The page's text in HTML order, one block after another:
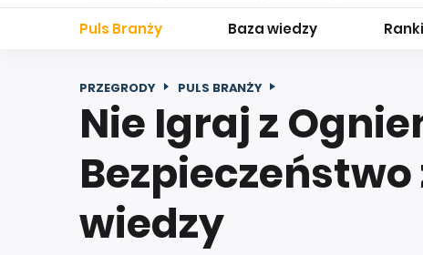
Puls Branży Baza wiedzy
PRZEGRODY PULS BRANŻY
Nie Igraj z
wiedzy